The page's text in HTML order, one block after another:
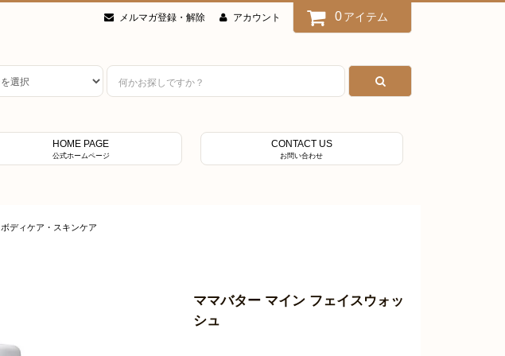
メルマガ登録・解除 アカウント 0 アイテム
HOME PAGE
公式ホームページ
CONTACT US
お問い合わせ
ボディケア・スキンケア
ママバター マイン フェイスウォッ
シュ